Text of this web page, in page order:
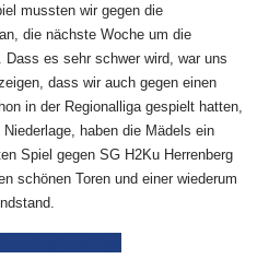
mussten wir gegen die
die nächste Woche um die
es sehr schwer wird, war uns
dass wir auch gegen einen
in der Regionalliga gespielt hatten,
haben die Mädels ein
Spiel gegen SG H2Ku Herrenberg
schönen Toren und einer wiederum